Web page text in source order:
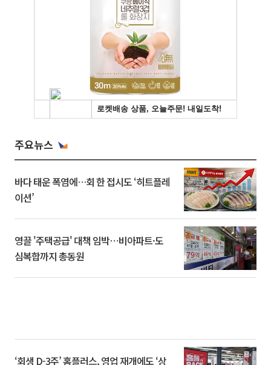
주요뉴스
바다 태운 폭염에…회 한 접시도 ‘히트플레
이션’
영끌 '주택공급' 대책 임박⋯비아파트·도
심복합까지 총동원
‘회생 D-3주’ 홈플러스, 영업 재개에도 ‘상